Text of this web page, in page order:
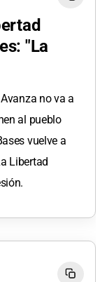
"La
no va a
al pueblo
vuelve a
Libertad